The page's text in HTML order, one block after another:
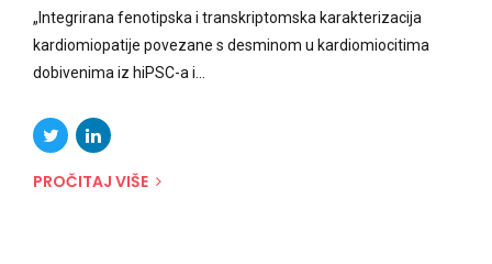
„Integrirana fenotipska i transkriptomska karakterizacija
kardiomiopatije povezane s desminom u kardiomiocitima
dobivenima iz hiPSC-a i...
PROČITAJ VIŠE